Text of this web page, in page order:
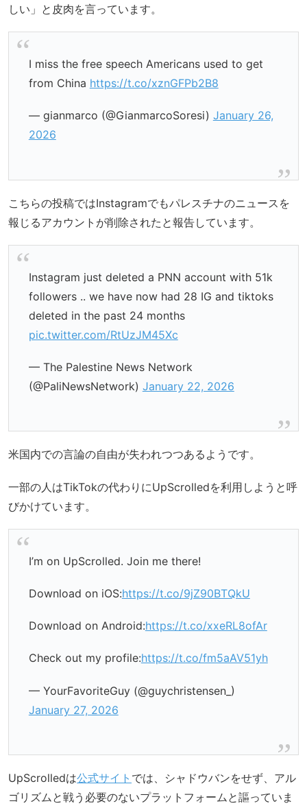
しい」と皮肉を言っています。
I miss the free speech Americans used to get
from China https://t.co/xznGFPb2B8
— gianmarco (@GianmarcoSoresi) January 26,
2026
こちらの投稿ではInstagramでもパレスチナのニュースを
報じるアカウントが削除されたと報告しています。
Instagram just deleted a PNN account with 51k
followers .. we have now had 28 IG and tiktoks
deleted in the past 24 months
pic.twitter.com/RtUzJM45Xc
— The Palestine News Network
(@PaliNewsNetwork) January 22, 2026
米国内での言論の自由が失われつつあるようです。
一部の人はTikTokの代わりにUpScrolledを利用しようと呼
びかけています。
I’m on UpScrolled. Join me there!
Download on iOS:https://t.co/9jZ90BTQkU
Download on Android:https://t.co/xxeRL8ofAr
Check out my profile:https://t.co/fm5aAV51yh
— YourFavoriteGuy (@guychristensen_)
January 27, 2026
UpScrolledは公式サイト では、シャドウバンをせず、アル
ゴリズムと戦う必要のないプラットフォームと謳っていま